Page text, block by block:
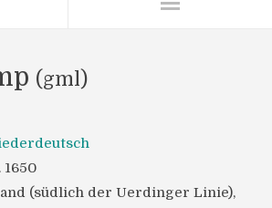
(gml)
1650
(südlich der Uerdinger Linie),